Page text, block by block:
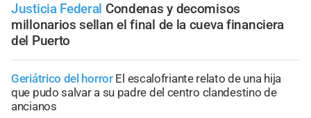
Justicia Federal Condenas y decomisos
millonarios sellan el final de la cueva financiera
del Puerto
Geriátrico del horror El escalofriante relato de una hija
que pudo salvar a su padre del centro clandestino de
ancianos